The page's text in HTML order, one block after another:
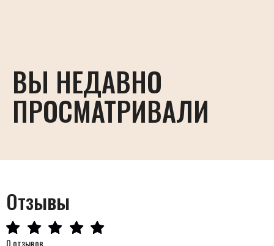
ВЫ НЕДАВНО
ПРОСМАТРИВАЛИ
Отзывы
0 отзывов